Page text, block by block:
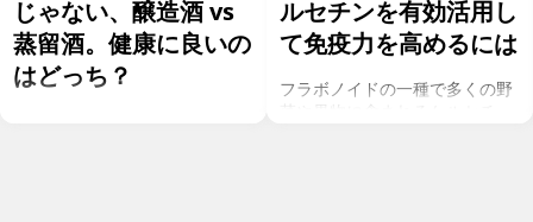
じゃない、醸造酒 vs
蒸留酒。健康に良いの
はどっち？
ルセチンを有効活用し
て免疫力を高めるには
フラボノイドの一種で多くの野
菜や果物に含まれるケルセチ